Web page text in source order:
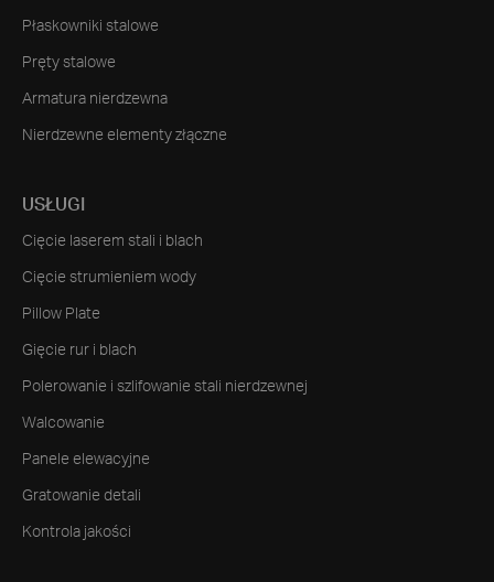
Płaskowniki stalowe
Pręty stalowe
Armatura nierdzewna
Nierdzewne elementy złączne
USŁUGI
Cięcie laserem stali i blach
Cięcie strumieniem wody
Pillow Plate
Gięcie rur i blach
Polerowanie i szlifowanie stali nierdzewnej
Walcowanie
Panele elewacyjne
Gratowanie detali
Kontrola jakości